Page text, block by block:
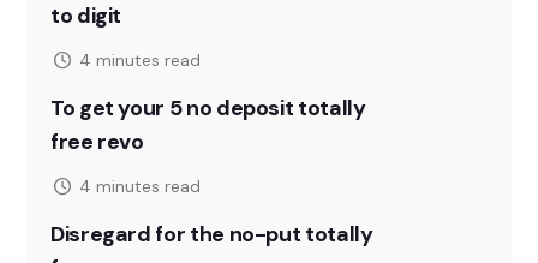
to digit
4 minutes read
To get your 5 no deposit totally
free revo
4 minutes read
Disregard for the no-put totally